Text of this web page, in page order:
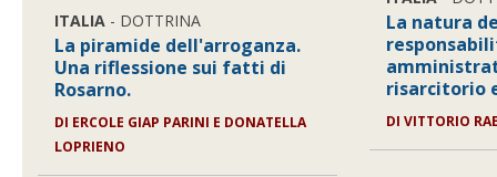
ITALIA - DOTTRINA
La piramide dell'arroganza.
Una riflessione sui fatti di
Rosarno.
DI ERCOLE GIAP PARINI E DONATELLA
LOPRIENO
La natura
risarcitorio
DI VITTORIO